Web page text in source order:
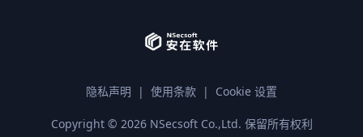
隐私声明 | 使用条款 | Cookie 设置
Copyright © 2026NSecsoft Co.,Ltd. 保留所有权利